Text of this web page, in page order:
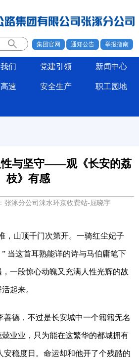
集团官网 通知公告 举报指南
们 党建引领 新闻中心
速 安全生产 职工园地
性与坚守——观《长安的荔
枝》有感
涿分公司涞水环京收费站-屈晓宇
，山顶千门次第开。一骑红尘妃子
当这首耳熟能详的诗与马伯庸笔下
一段惊心动魄又充满人性光辉的故
起来。
德，不过是长安城中一个籍籍无名
业业，只为能在这繁华的都城拥有
安稳度日。命运却和他开了个残酷的